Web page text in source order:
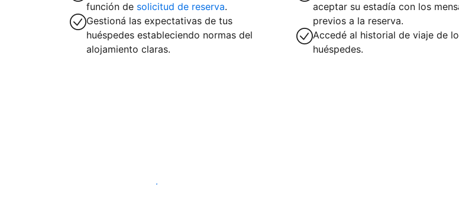
función de solicitud de reserva.
Gestioná las expectativas de tus
huéspedes estableciendo normas del
alojamiento claras.
aceptar su estadía con los
previos a la reserva.
Accedé al historial de viaje de
huéspedes.
Publicá en nuestra plataforma hoy